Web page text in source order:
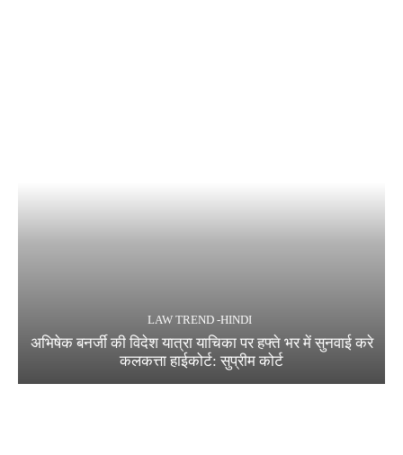
LAW TREND -HINDI
अभिषेक बनर्जी की विदेश यात्रा याचिका पर हफ्ते भर में सुनवाई करे
कलकत्ता हाईकोर्ट: सुप्रीम कोर्ट